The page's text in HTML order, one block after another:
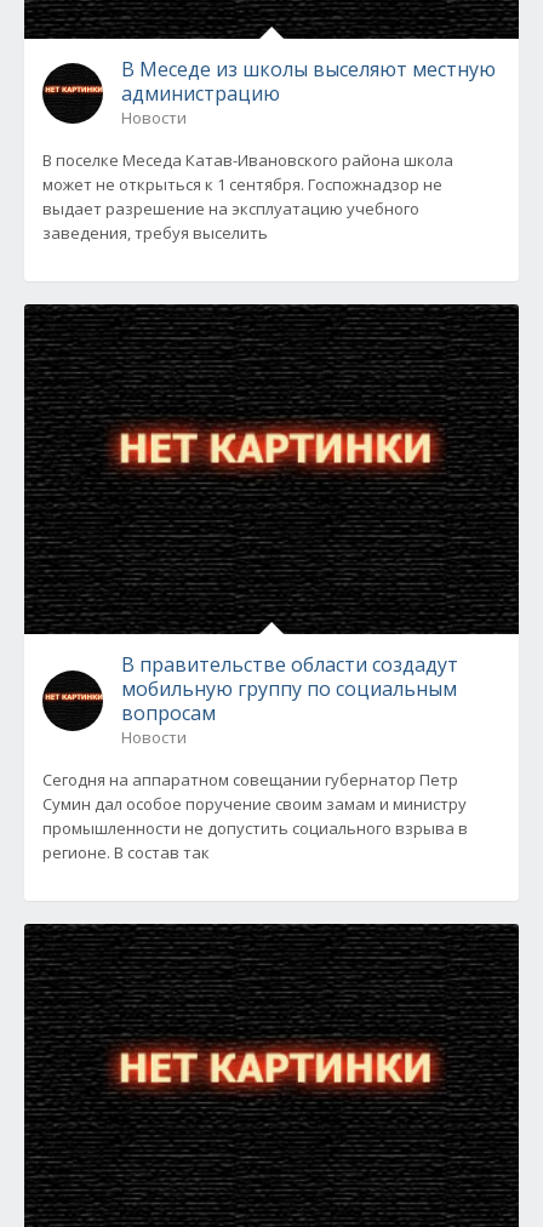
В Меседе из школы выселяют местную
администрацию
Новости
В поселке Меседа Катав-Ивановского района школа
может не открыться к 1 сентября. Госпожнадзор не
выдает разрешение на эксплуатацию учебного
заведения, требуя выселить
В правительстве области создадут
мобильную группу по социальным
вопросам
Новости
Сегодня на аппаратном совещании губернатор Петр
Сумин дал особое поручение своим замам и министру
промышленности не допустить социального взрыва в
регионе. В состав так